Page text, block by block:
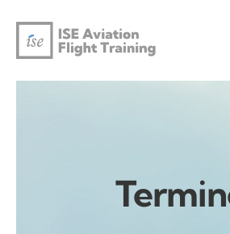
Inhalt
springen
Home